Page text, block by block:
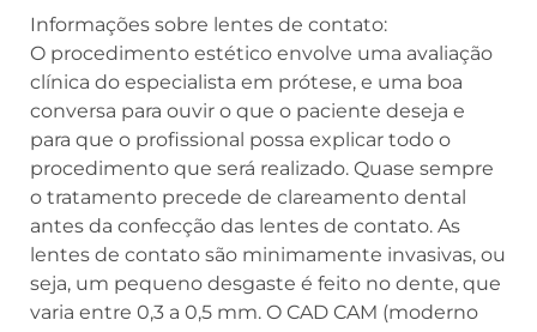
Informações sobre lentes de contato:
O procedimento estético envolve uma avaliação
clínica do especialista em prótese, e uma boa
conversa para ouvir o que o paciente deseja e
para que o profissional possa explicar todo o
procedimento que será realizado. Quase sempre
o tratamento precede de clareamento dental
antes da confecção das lentes de contato. As
lentes de contato são minimamente invasivas, ou
seja, um pequeno desgaste é feito no dente, que
varia entre 0,3 a 0,5 mm. O CAD CAM (moderno